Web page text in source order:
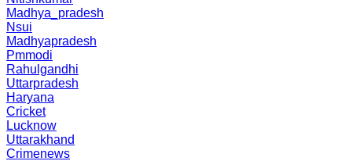
Madhya_pradesh
Nsui
Madhyapradesh
Pmmodi
Rahulgandhi
Uttarpradesh
Haryana
Cricket
Lucknow
Uttarakhand
Crimenews